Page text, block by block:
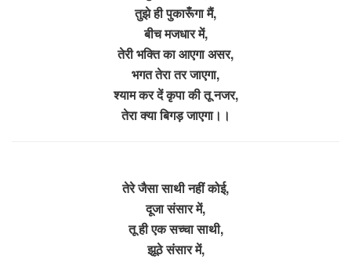
तुझे ही पुकारूँगा मैं,
बीच मजधार में,
तेरी भक्ति का आएगा असर,
भगत तेरा तर जाएगा,
श्याम कर दें कृपा की तू नजर,
तेरा क्या बिगड़ जाएगा।।
तेरे जैसा साथी नहीं कोई,
दूजा संसार में,
तू ही एक सच्चा साथी,
झूठे संसार में,